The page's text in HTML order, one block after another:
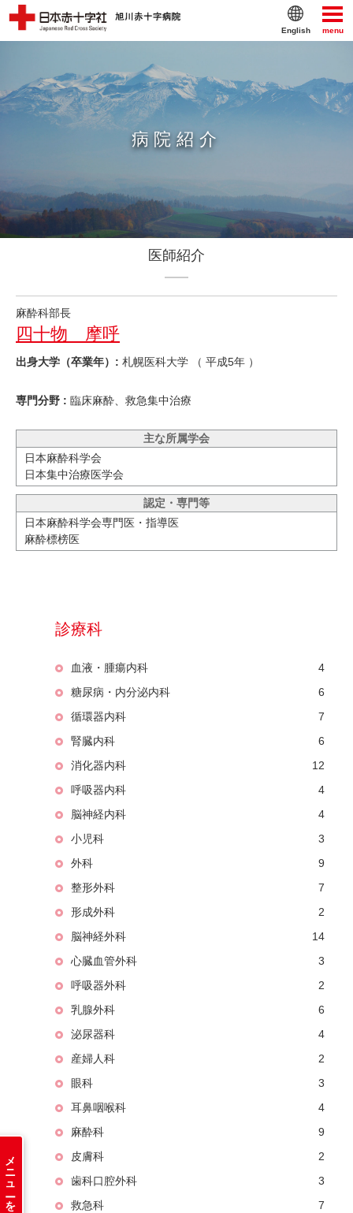
menu
English
病院紹介
医師紹介
メニューを表示
麻酔科部長
四十物 摩呼
出身大学（卒業年）: 札幌医科大学 （ 平成5年 ）
専門分野 : 臨床麻酔、救急集中治療
主な所属学会
日本麻酔科学会
日本集中治療医学会
認定・専門等
日本麻酔科学会専門医・指導医
麻酔標榜医
診療科
血液・腫瘍内科
4
糖尿病・内分泌内科
6
循環器内科
7
腎臓内科
6
消化器内科
12
呼吸器内科
4
脳神経内科
4
小児科
3
外科
9
整形外科
7
形成外科
2
脳神経外科
14
心臓血管外科
3
呼吸器外科
2
乳腺外科
6
泌尿器科
4
産婦人科
2
眼科
3
耳鼻咽喉科
4
麻酔科
9
皮膚科
2
歯科口腔外科
3
救急科
7